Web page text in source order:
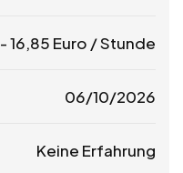
-16,85 Euro / Stunde
06/10/2026
Keine Erfahrung